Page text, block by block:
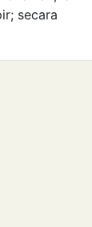
secara